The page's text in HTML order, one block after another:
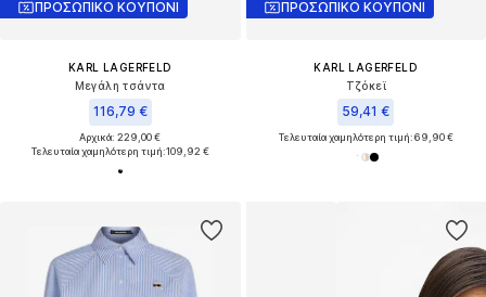
ΠΡΟΣΩΠΙΚΟ ΚΟΥΠΟΝΙ
KARL LAGERFELD
Μεγάλη τσάντα
116,79 €
Αρχικά: 229,00 €
Τελευταία χαμηλότερη τιμή:109,92 €
ΠΡΟΣΩΠΙΚΟ ΚΟΥΠΟΝΙ
KARL LAGERFELD
Τζόκεϊ
59,41 €
Τελευταία χαμηλότερη τιμή:69,90 €